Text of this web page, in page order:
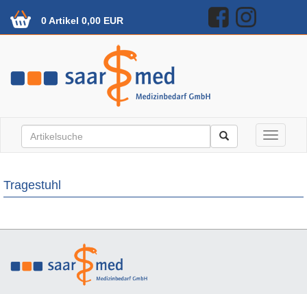
0 Artikel 0,00 EUR
Toggle
Tragestuhl